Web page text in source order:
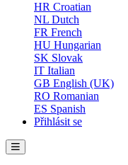
HR Croatian
NL Dutch
FR French
HU Hungarian
SK Slovak
IT Italian
GB English (UK)
RO Romanian
ES Spanish
Přihlásit se